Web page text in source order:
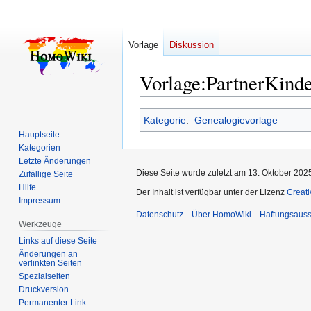
Vorlage:
Zur
Navigation
springen
Zur
Suche
springen
Kategorie: Genealogievorlage
Vorlage Diskussion
Hauptseite
Kategorien
Letzte Änderungen
Zufällige Seite
Hilfe
Impressum
Werkzeuge
Links auf diese Seite
Änderungen an
verlinkten Seiten
Spezialseiten
Druckversion
Permanenter Link
Diese Seite wurde zuletzt am 13. Oktober
Der Inhalt ist verfügbar unter der Lizenz
Datenschutz Über HomoWiki